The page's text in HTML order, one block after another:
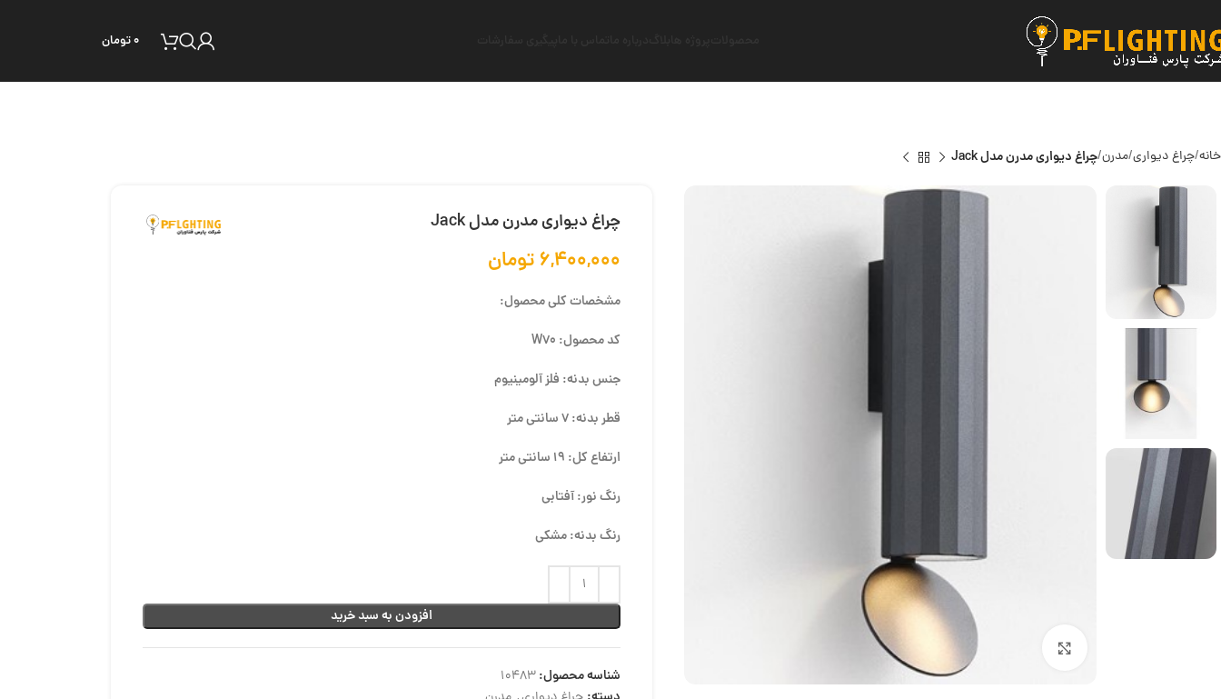
۰تومان
خانه چراغ دیواری مدرن چراغ دیواری مدرن مدل Jack
بزرگنمایی تصویر
چراغ دیواری مدرن مدل Jack
۶,۴۰۰,۰۰۰ تومان
مشخصات کلی محصول:
کد محصول: W70
جنس بدنه: فلز آلومینیوم
قطر بدنه: 7 سانتی متر
ارتفاع کل: 19 سانتی متر
رنگ نور: آفتابی
رنگ بدنه: مشکی
افزودن به سبد خرید
شناسه محصول:10483